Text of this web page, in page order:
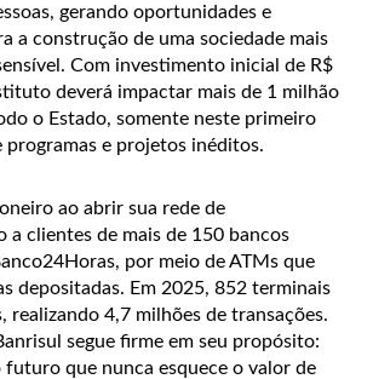
gerando oportunidades e
a construção de uma sociedade mais
Com investimento inicial de R$
deverá impactar mais de 1 milhão
o Estado, somente neste primeiro
programas e projetos inéditos.
ao abrir sua rede de
a clientes de mais de 150 bancos
por meio de ATMs que
depositadas. Em 2025, 852 terminais
realizando 4,7 milhões de transações.
segue firme em seu propósito:
futuro que nunca esquece o valor de